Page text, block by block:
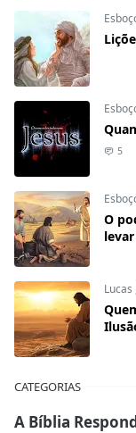
5
O
Lucas
CATEGORIAS
A Bíblia